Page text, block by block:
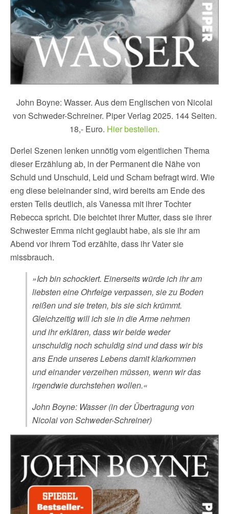
John Boyne: Wasser. Aus dem Englischen von Nicolai
von Schweder-Schreiner. Piper Verlag 2025. 144 Seiten.
18,- Euro. Hier bestellen.
Derlei Szenen lenken unnötig vom eigentlichen Thema
dieser Erzählung ab, in der Permanent die Nähe von
Schuld und Unschuld, Leid und Scham befragt wird. Wie
eng diese beieinander sind, wird bereits am Ende des
ersten Teils deutlich, als Vanessa mit ihrer Tochter
Rebecca spricht. Die beichtet ihrer Mutter, dass sie ihrer
Schwester Emma nicht geglaubt habe, als sie ihr am
Abend vor ihrem Tod erzählte, dass ihr Vater sie
missbrauch.
»Ich bin schockiert. Einerseits würde ich ihr am
liebsten eine Ohrfeige verpassen, sie zu Boden
reißen und sie treten, bis sie sich krümmt.
Gleichzeitig will ich sie in die Arme nehmen
und ihr erklären, dass wir beide weder
unschuldig noch schuldig sind und dass wir bis
ans Ende unseres Lebens damit klarkommen
und einander verzeihen müssen, wenn wir das
irgendwie durchstehen wollen.«
John Boyne: Wasser (in der Übertragung von
Nicolai von Schweder-Schreiner)